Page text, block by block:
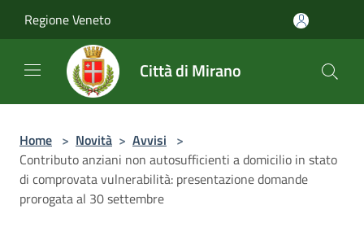
Regione Veneto
Città di Mirano
Home > Novità > Avvisi >
Contributo anziani non autosufficienti a domicilio in stato
di comprovata vulnerabilità: presentazione domande
prorogata al 30 settembre